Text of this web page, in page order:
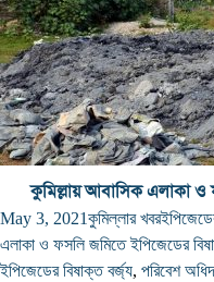
কুমিল্লায় আবাসিক এলাকা ও
May 3, 2021কুমিল্লার খবর
এলাকা ও ফসলি জমিতে ইপিজেডের
ইপিজেডের বিষাক্ত বর্জ্য, পরিবেশ